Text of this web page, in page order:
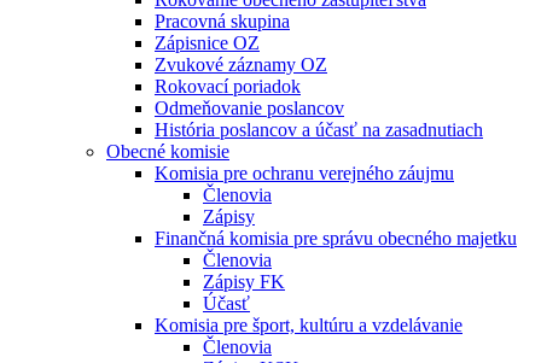
Pracovná skupina
Zápisnice OZ
Zvukové záznamy OZ
Rokovací poriadok
Odmeňovanie poslancov
História poslancov a účasť na zasadnutiach
Obecné komisie
Komisia pre ochranu verejného záujmu
Členovia
Zápisy
Finančná komisia pre správu obecného majetku
Členovia
Zápisy FK
Účasť
Komisia pre šport, kultúru a vzdelávanie
Členovia